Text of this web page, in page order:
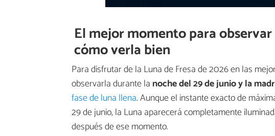
El mejor momento para
cómo verla bien
Para disfrutar de la Luna de Fresa de 2026 en las
observarla durante la noche del 29 de junio y la
fase de luna llena. Aunque el instante exacto de
29 de junio, la Luna aparecerá completamente
después de ese momento.